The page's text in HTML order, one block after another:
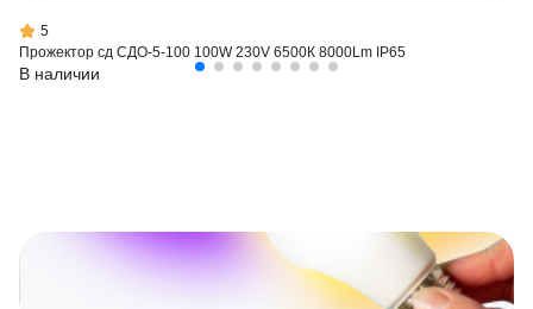
5
Прожектор сд СДО-5-100 100W 230V 6500К 8000Lm IP65
В наличии